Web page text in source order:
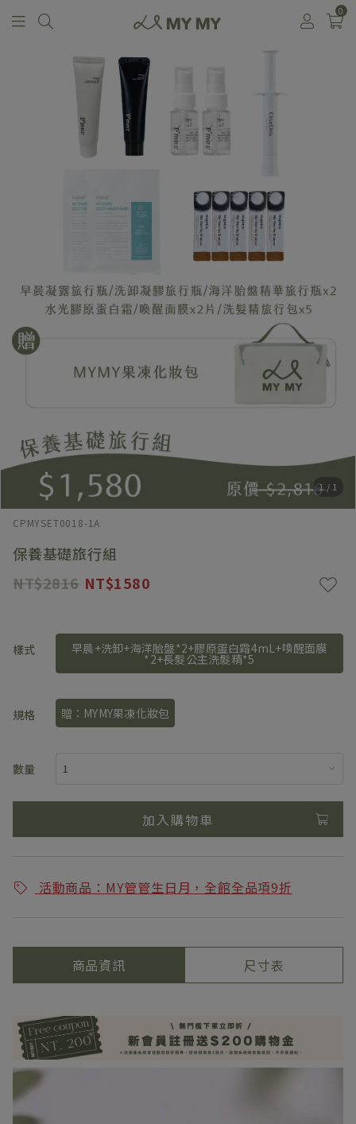
0
回商品列表
1 / 1
CPMYSET0018-1A
保養基礎旅行組
2816
1580
樣式 早晨+洗卸+海洋胎盤*2+膠原蛋白霜4mL+喚醒面膜
*2+長髮公主洗髮精*5
規格 贈：MYMY果凍化妝包
數量
加入購物車
活動商品：MY管管生日月，全館全品項9折
商品資訊 尺寸表